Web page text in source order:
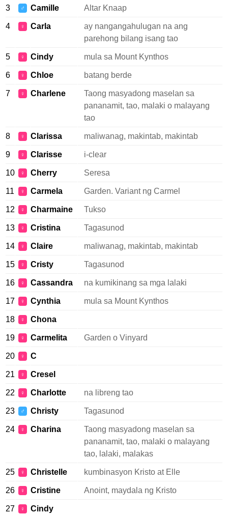
3 ♂ Camille Altar Knaap
4 ♀ Carla
ay nangangahulugan na ang
parehong bilang isang tao
5 ♀ Cindy mula sa Mount Kynthos
6 ♀ Chloe batang berde
7 ♀ Charlene
Taong masyadong maselan sa
pananamit, tao, malaki o malayang
tao
8 ♀ Clarissa maliwanag, makintab, makintab
9 ♀ Clarisse i-clear
10 ♀ Cherry Seresa
11 ♀ Carmela Garden. Variant ng Carmel
12 ♀ Charmaine Tukso
13 ♀ Cristina Tagasunod
14 ♀ Claire maliwanag, makintab, makintab
15 ♀ Cristy Tagasunod
16 ♀ Cassandra na kumikinang sa mga lalaki
17 ♀ Cynthia mula sa Mount Kynthos
18 ♀ Chona
19 ♀ Carmelita Garden o Vinyard
20 ♀ C
21 ♀ Cresel
22 ♀ Charlotte na libreng tao
23 ♂ Christy Tagasunod
24 ♀ Charina
Taong masyadong maselan sa
pananamit, tao, malaki o malayang
tao, lalaki, malakas
25 ♀ Christelle kumbinasyon Kristo at Elle
26 ♀ Cristine Anoint, maydala ng Kristo
27 ♀
Cindy